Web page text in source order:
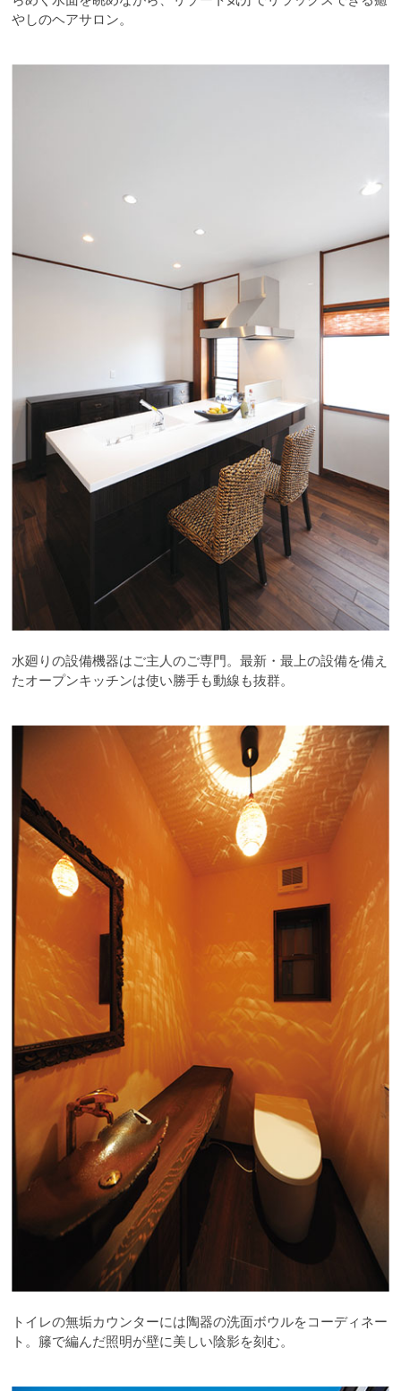
やしのヘアサロン。
水廻りの設備機器はご主人のご専門。最新・最上の設備を備え
たオープンキッチンは使い勝手も動線も抜群。
トイレの無垢カウンターには陶器の洗面ボウルをコーディネー
ト。籐で編んだ照明が壁に美しい陰影を刻む。